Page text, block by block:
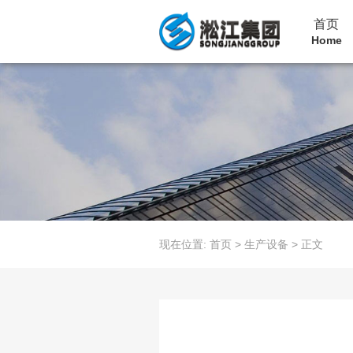
首页
Home
现在位置: 首页 > 生产设备 > 正文